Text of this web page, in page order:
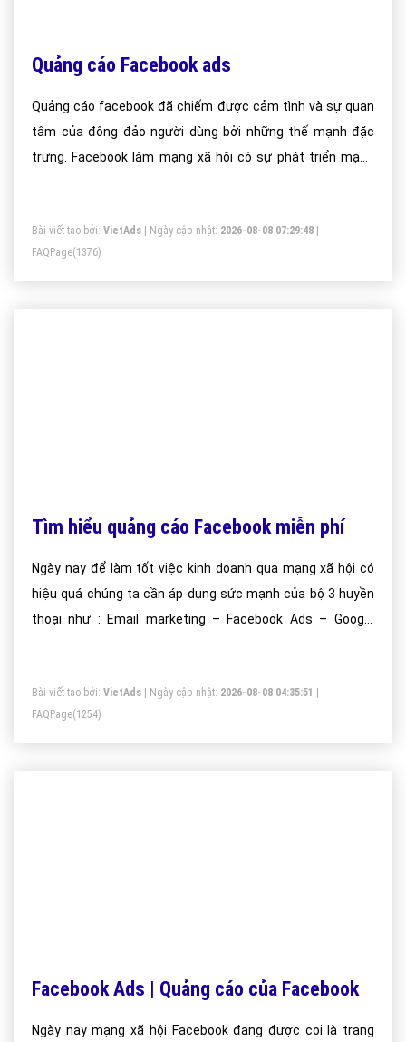
Quảng cáo Facebook ads
Quảng cáo facebook đã chiếm được cảm tình và sự quan
tâm của đông đảo người dùng bởi những thế mạnh đặc
trưng. Facebook làm mạng xã hội có sự phát triển mạnh
Bài viết tạo bởi: VietAds | Ngày cập nhật: 2026-08-08 07:29:48
FAQPage(1376)
Tìm hiểu quảng cáo Facebook miễn phí
Ngày nay để làm tốt việc kinh doanh qua mạng xã hội có
hiệu quá chúng ta cần áp dụng sức mạnh của bộ 3 huyền
thoại như : Email marketing – Facebook Ads – Google
Bài viết tạo bởi: VietAds | Ngày cập nhật: 2026-08-08 04:35:51
FAQPage(1254)
Facebook Ads | Quảng cáo của Facebook
Ngày nay mạng xã hội Facebook đang được coi là trang